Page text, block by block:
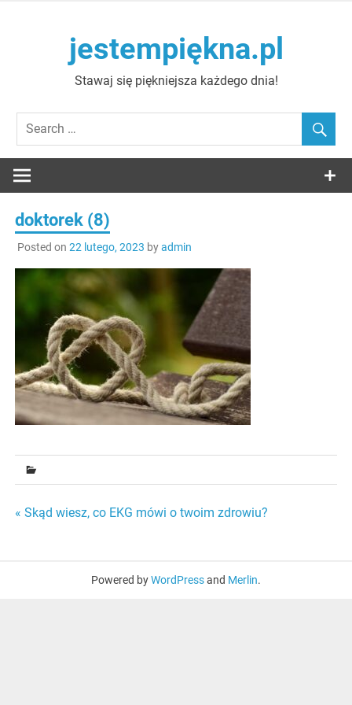
jestempiękna.pl
Stawaj się piękniejsza każdego dnia!
doktorek (8)
Posted on 22 lutego, 2023 byadmin
Nawigacja
« Skąd wiesz, co EKG mówi o twoim zdrowiu?
Powered byWordPressand Merlin.